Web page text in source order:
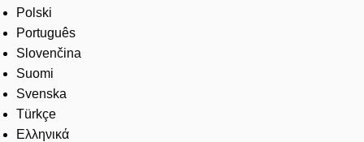
Polski
Português
Slovenčina
Suomi
Svenska
Türkçe
Ελληνικά